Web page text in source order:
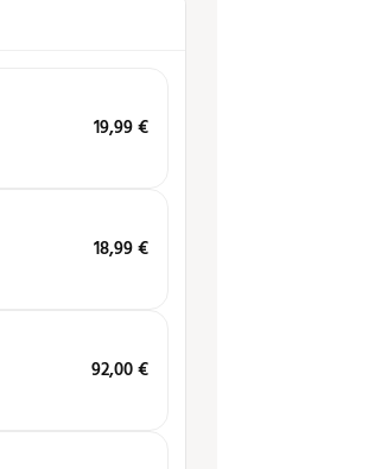
19,99€
18,99€
92,00€